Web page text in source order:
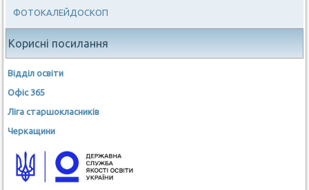
ФОТОКАЛЕЙДОСКОП
Корисні посилання
Відділ освіти
Офіс 365
Ліга старшокласників
Черкащини